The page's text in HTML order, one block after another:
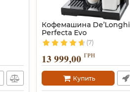
Кофемашина De’Longhi
Perfecta Evo
(7)
13 999,00 ГРН
Купить